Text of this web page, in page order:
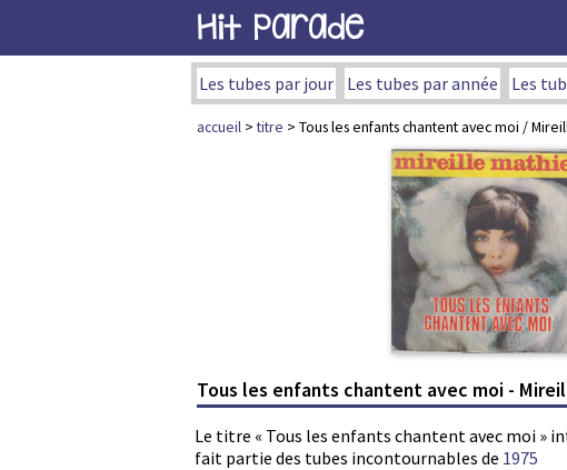
Hit Parade
Les tubes par jour Les tubes par année Les
accueil >titre > Tous les enfants chantent avec moi /
Tous les enfants chantent avec moi -
Le titre « Tous les enfants chantent avec moi »
fait partie des tubes incontournables de 1975